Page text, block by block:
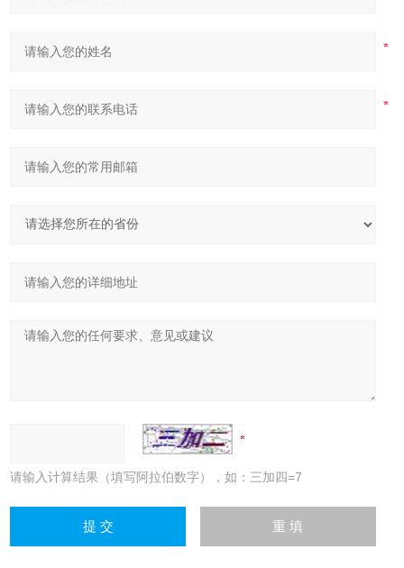
请输入计算结果（填写阿拉伯数字），如：三加四=7